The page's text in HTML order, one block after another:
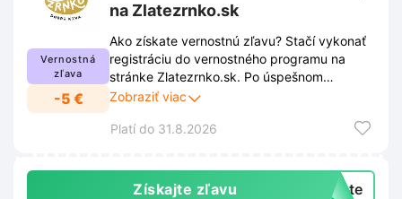
Vernostná
zľava
-5 €
na Zlatezrnko.sk
Ako získate vernostnú zľavu? Stačí vykonať
registráciu do vernostného programu na
stránke Zlatezrnko.sk. Po úspešnom
dokončení registrácie sa vám 5% zľava
nájdete v odkaze.
Zobraziť viac
Platí do 31.8.2026
Získajte zľavu exte